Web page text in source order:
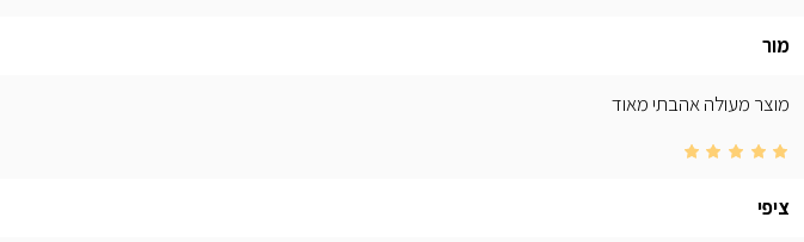
מור
מוצר מעולה אהבתי מאוד
ציפי